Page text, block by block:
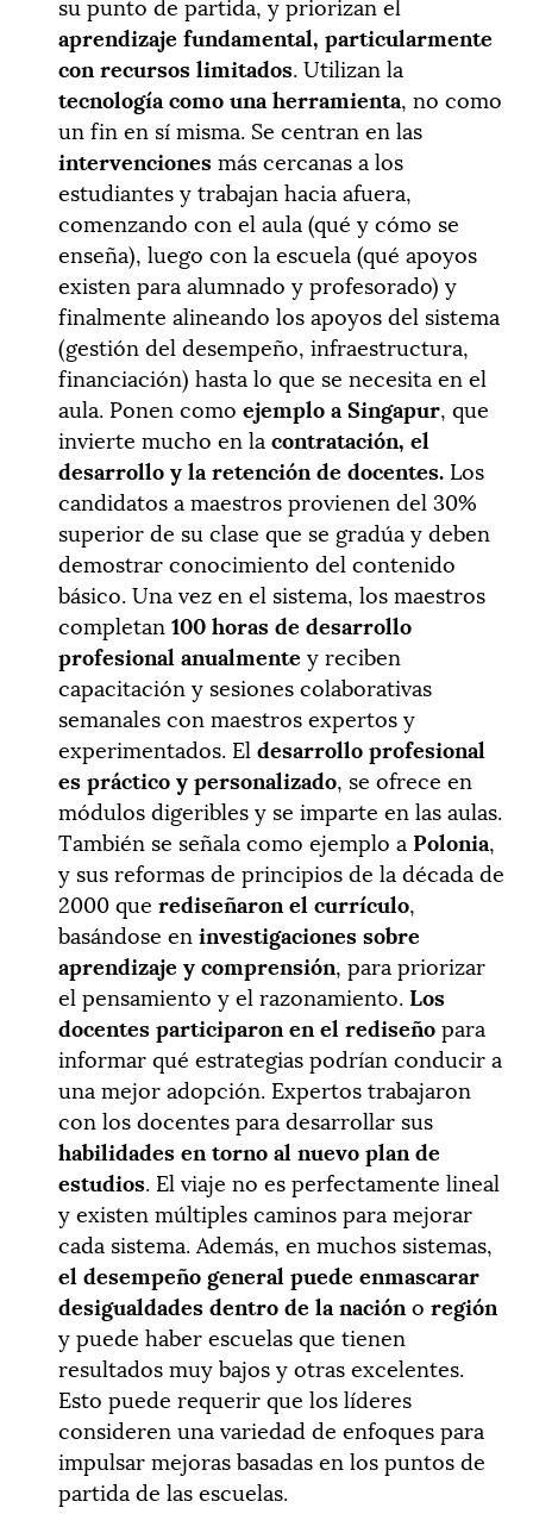
aprendizaje fundamental, particularmente
con recursos limitados. Utilizan la
tecnología como una herramienta, no como
un fin en sí misma. Se centran en las
intervencionesmás cercanas a los
estudiantes y trabajan hacia afuera,
comenzando con el aula (qué y cómo se
enseña), luego con la escuela (qué apoyos
existen para alumnado y profesorado) y
finalmente alineando los apoyos del sistema
(gestión del desempeño, infraestructura,
financiación) hasta lo que se necesita en el
aula. Ponen comoejemplo a Singapur, que
invierte mucho en lacontratación, el
desarrollo y la retención de docentes. Los
candidatos a maestros provienen del 30%
superior de su clase que se gradúa y deben
demostrar conocimiento del contenido
básico. Una vez en el sistema, los maestros
completan100 horas de desarrollo
profesional anualmente y reciben
capacitación y sesiones colaborativas
semanales con maestros expertos y
experimentados. Eldesarrollo profesional
es práctico y personalizado, se ofrece en
módulos digeribles y se imparte en las aulas.
También se señala como ejemplo aPolonia,
y sus reformas de principios de la década de
2000 querediseñaron el currículo,
basándose eninvestigaciones sobre
aprendizaje y comprensión, para priorizar
el pensamiento y el razonamiento.Los
docentes participaron en el rediseñopara
informar qué estrategias podrían conducir a
una mejor adopción. Expertos trabajaron
con los docentes para desarrollar sus
habilidades en torno al nuevo plan de
estudios. El viaje no es perfectamente lineal
y existen múltiples caminos para mejorar
cada sistema. Además, en muchos sistemas,
el desempeño general puede enmascarar
desigualdades dentro de la nación oregión
y puede haber escuelas que tienen
resultados muy bajos y otras excelentes.
Esto puede requerir que los líderes
consideren una variedad de enfoques para
impulsar mejoras basadas en los puntos de
partida de las escuelas.